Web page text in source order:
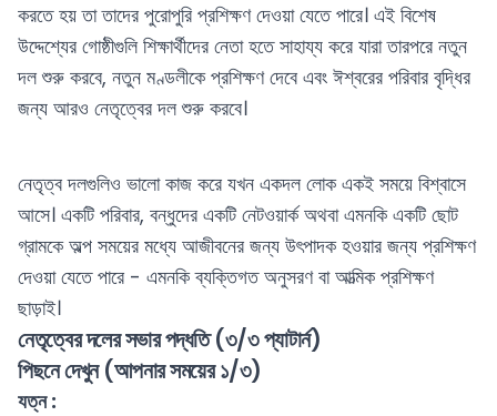
করতে হয় তা তাদের পুরোপুরি প্রশিক্ষণ দেওয়া যেতে পারে। এই বিশেষ
উদ্দেশ্যের গোষ্ঠীগুলি শিক্ষার্থীদের নেতা হতে সাহায্য করে যারা তারপরে নতুন
দল শুরু করবে, নতুন মণ্ডলীকে প্রশিক্ষণ দেবে এবং ঈশ্বরের পরিবার বৃদ্ধির
জন্য আরও নেতৃত্বের দল শুরু করবে।
নেতৃত্ব দলগুলিও ভালো কাজ করে যখন একদল লোক একই সময়ে বিশ্বাসে
আসে। একটি পরিবার, বন্ধুদের একটি নেটওয়ার্ক অথবা এমনকি একটি ছোট
গ্রামকে অল্প সময়ের মধ্যে আজীবনের জন্য উৎপাদক হওয়ার জন্য প্রশিক্ষণ
দেওয়া যেতে পারে - এমনকি ব্যক্তিগত অনুসরণ বা আত্মিক প্রশিক্ষণ
ছাড়াই।
নেতৃত্বের দলের সভার পদ্ধতি (৩/৩ প্যাটার্ন)
পিছনে দেখুন (আপনার সময়ের ১/৩)
যত্ন :